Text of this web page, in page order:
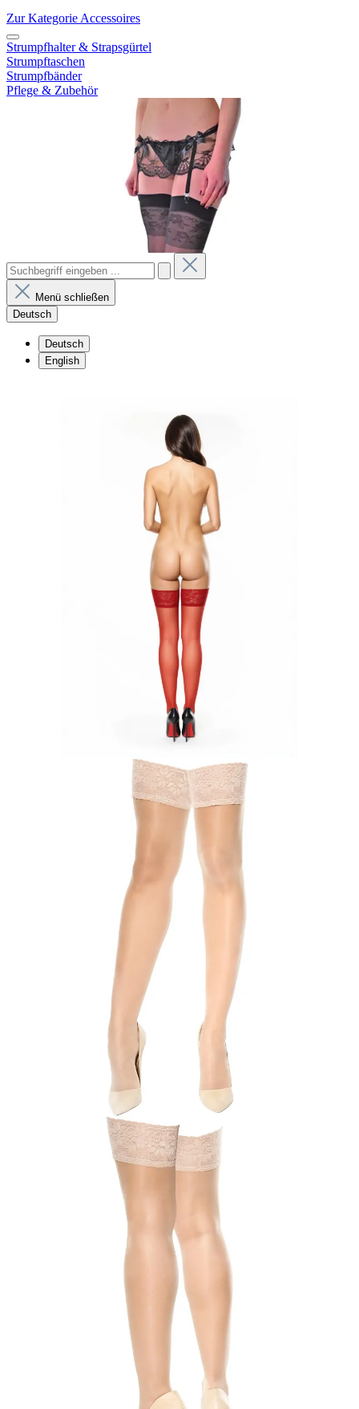
Zur Kategorie Accessoires
Strumpfhalter & Strapsgürtel
Strumpftaschen
Strumpfbänder
Pflege & Zubehör
Menü schließen
Deutsch
Deutsch
English